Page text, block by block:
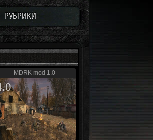
РУБРИКИ
MDRK mod 1.0